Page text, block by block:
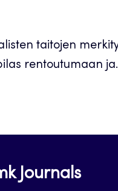
taitojen
rentoutumaan
Journals